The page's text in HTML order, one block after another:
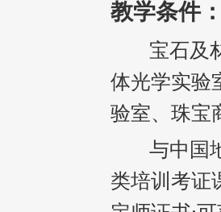
教学条件
宝石及材
体光学实验
验室、珠宝
与中国地
类培训考证